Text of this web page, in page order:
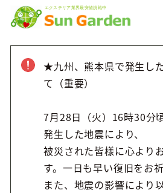
★九州、熊本県で発生し
て（重要）
7月28日（火）16時30分
発生した地震により、
被災された皆様に心より
す。一日も早い復旧をお
また、地震の影響により